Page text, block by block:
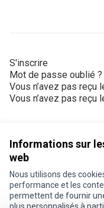
Informations sur
web
Nous utilisons des
performance et les
permettent de fournir
S'inscrire
Mot de passe oublié ?
Vous n’avez pas reçu
Vous n’avez pas
Conditions d'utilisation
Paramètres des cookies
Je participe ! sur X
Je participe ! sur
Je participe !